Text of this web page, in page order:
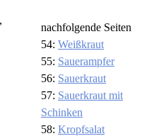
nachfolgende Seiten
54: Weißkraut
55: Sauerampfer
56: Sauerkraut
57: Sauerkraut mit
Schinken
58: Kropfsalat